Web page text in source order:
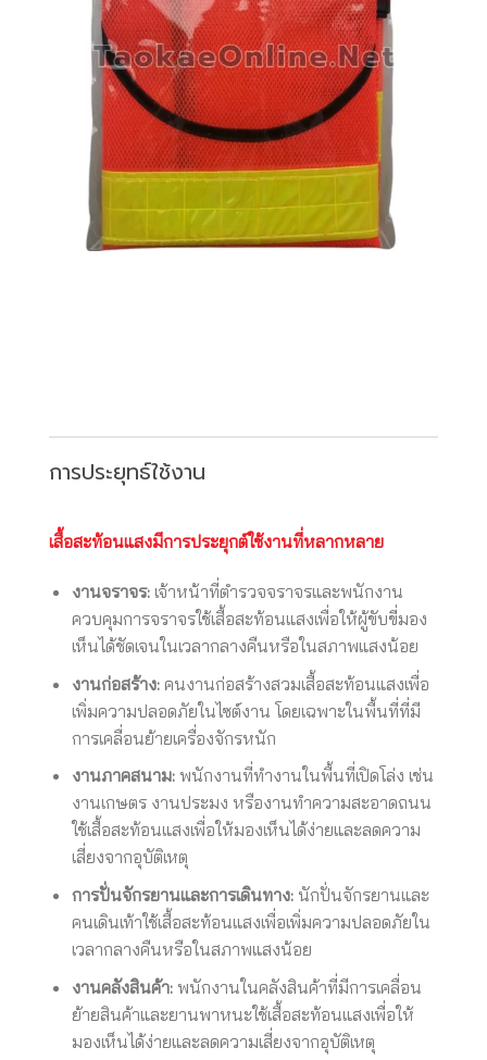
การประยุทธ์ใช้งาน
เสื้อสะท้อนแสงมีการประยุกต์ใช้งานที่หลากหลาย
งานจราจร:เจ้าหน้าที่ตำรวจจราจรและพนักงาน
ควบคุมการจราจรใช้เสื้อสะท้อนแสงเพื่อให้ผู้ขับขี่มอง
เห็นได้ชัดเจนในเวลากลางคืนหรือในสภาพแสงน้อย
งานก่อสร้าง:คนงานก่อสร้างสวมเสื้อสะท้อนแสงเพื่อ
เพิ่มความปลอดภัยในไซต์งาน โดยเฉพาะในพื้นที่ที่มี
การเคลื่อนย้ายเครื่องจักรหนัก
งานภาคสนาม:พนักงานที่ทำงานในพื้นที่เปิดโล่ง เช่น
งานเกษตร งานประมง หรืองานทำความสะอาดถนน
ใช้เสื้อสะท้อนแสงเพื่อให้มองเห็นได้ง่ายและลดความ
เสี่ยงจากอุบัติเหตุ
การปั่นจักรยานและการเดินทาง:นักปั่นจักรยานและ
คนเดินเท้าใช้เสื้อสะท้อนแสงเพื่อเพิ่มความปลอดภัยใน
เวลากลางคืนหรือในสภาพแสงน้อย
งานคลังสินค้า:พนักงานในคลังสินค้าที่มีการเคลื่อน
ย้ายสินค้าและยานพาหนะใช้เสื้อสะท้อนแสงเพื่อให้
มองเห็นได้ง่ายและลดความเสี่ยงจากอุบัติเหตุ